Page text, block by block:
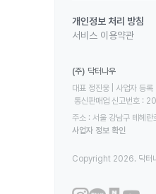
개인정보 처리 방침
서비스 이용약관
(주) 닥터나우
대표 정진웅 | 사업자
통신판매업 신고번호
주소 : 서울 강남구 테헤
사업자 정보 확인
Copyright 2026. 닥터